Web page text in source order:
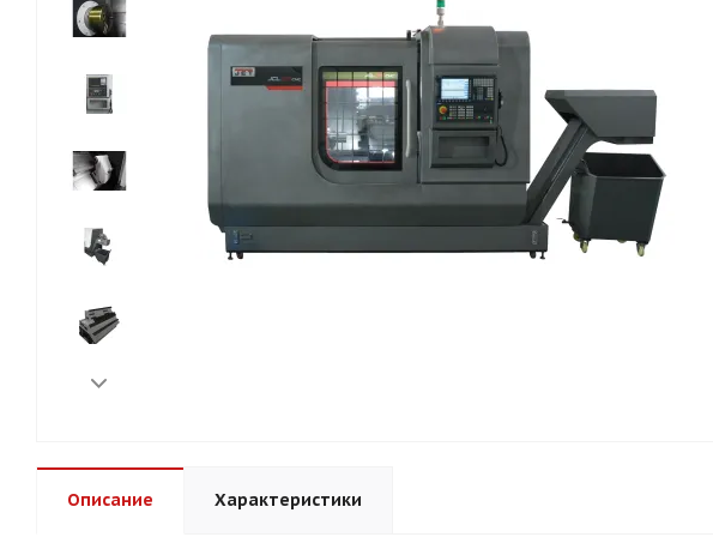
Описание Характеристики